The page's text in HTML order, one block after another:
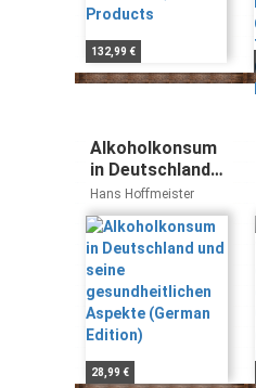
132,99 €
Alkoholkonsum
in Deutschland
und seine
gesundheitlichen
Aspekte
(German Edition)
Hans Hoffmeister
28,99 €